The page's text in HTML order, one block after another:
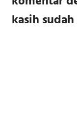
kasih